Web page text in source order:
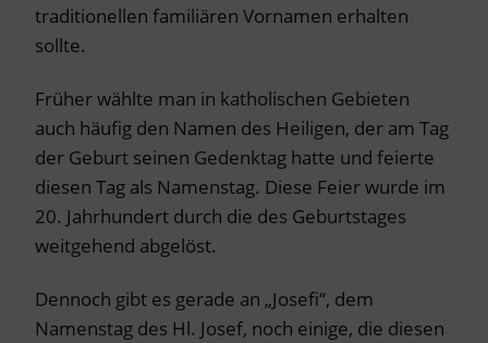
traditionellen familiären Vornamen erhalten
sollte.
Früher wählte man in katholischen Gebieten
auch häufig den Namen des Heiligen, der am Tag
der Geburt seinen Gedenktag hatte und feierte
diesen Tag als Namenstag. Diese Feier wurde im
20. Jahrhundert durch die des Geburtstages
weitgehend abgelöst.
Dennoch gibt es gerade an „Josefi“, dem
Namenstag des Hl. Josef, noch einige, die diesen